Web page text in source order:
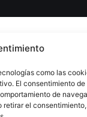
como las
El consentimiento de
de
el